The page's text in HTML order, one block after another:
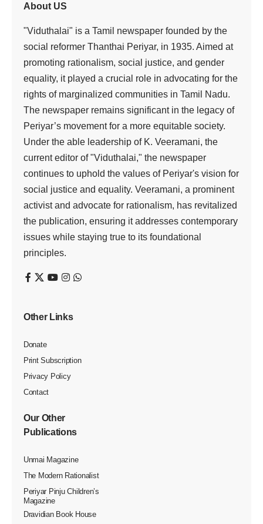
About US
"Viduthalai" is a Tamil newspaper founded by the
social reformer Thanthai Periyar, in 1935. Aimed at
promoting rationalism, social justice, and gender
equality, it played a crucial role in advocating for the
rights of marginalized communities in Tamil Nadu.
The newspaper remains significant in the legacy of
Periyar’s movement for a more equitable society.
Under the able leadership of K. Veeramani, the
current editor of "Viduthalai," the newspaper
continues to uphold the values of Periyar's vision for
social justice and equality. Veeramani, a prominent
activist and advocate for rationalism, has revitalized
the publication, ensuring it addresses contemporary
issues while staying true to its foundational
principles.
Other Links
Donate
Print Subscription
Privacy Policy
Contact
Our Other
Publications
Unmai Magazine
The Modern Rationalist
Periyar Pinju Children’s
Magazine
Dravidian Book House